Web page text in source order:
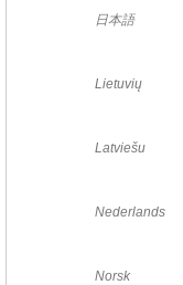
日本語
Lietuvių
Latviešu
Nederlands
Norsk